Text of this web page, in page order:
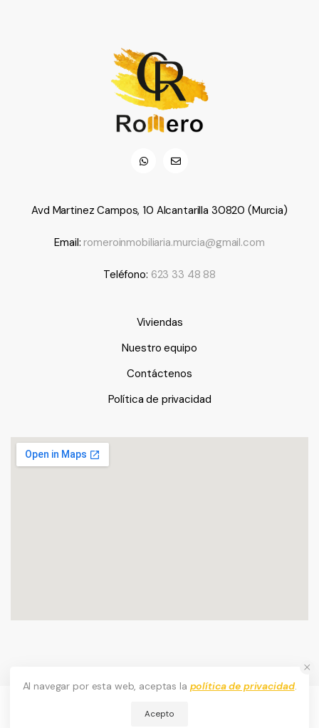
Consultenos
Avd Martinez Campos, 10 Alcantarilla 30820 (Murcia)
Email: romeroinmobiliaria.murcia@gmail.com
Teléfono: 623 33 48 88
Viviendas
Nuestro equipo
Contáctenos
Política de privacidad
CR.Romero © 2026. Todos los derechos reservados
Al navegar por esta web, aceptas la política de privacidad.
Acepto